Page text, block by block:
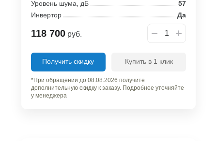
Уровень шума, дБ
57
Инвертор
Да
118 700 руб.
Получить скидку Купить в 1 клик
*При обращении до 08.08.2026 получите
дополнительную скидку к заказу. Подробнее уточняйте
у менеджера